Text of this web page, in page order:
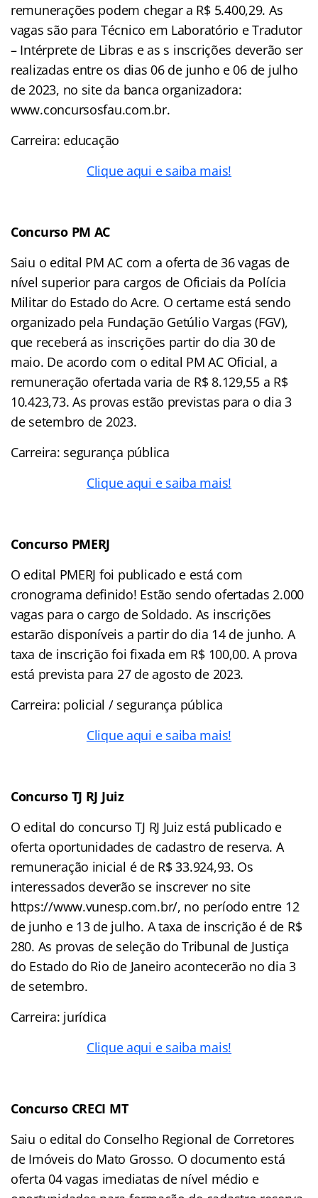
remunerações podem chegar a R$ 5.400,29. As
vagas são para Técnico em Laboratório e Tradutor
– Intérprete de Libras e as s inscrições deverão ser
realizadas entre os dias 06 de junho e 06 de julho
de 2023, no site da banca organizadora:
www.concursosfau.com.br.
Carreira: educação
Clique aqui e saiba mais!
Concurso PM AC
Saiu o edital PM AC com a oferta de 36 vagas de
nível superior para cargos de Oficiais da Polícia
Militar do Estado do Acre. O certame está sendo
organizado pela Fundação Getúlio Vargas (FGV),
que receberá as inscrições partir do dia 30 de
maio. De acordo com o edital PM AC Oficial, a
remuneração ofertada varia de R$ 8.129,55 a R$
10.423,73. As provas estão previstas para o dia 3
de setembro de 2023.
Carreira: segurança pública
Clique aqui e saiba mais!
Concurso PMERJ
O edital PMERJ foi publicado e está com
cronograma definido! Estão sendo ofertadas 2.000
vagas para o cargo de Soldado. As inscrições
estarão disponíveis a partir do dia 14 de junho. A
taxa de inscrição foi fixada em R$ 100,00. A prova
está prevista para 27 de agosto de 2023.
Carreira: policial / segurança pública
Clique aqui e saiba mais!
Concurso TJ RJ Juiz
O edital do concurso TJ RJ Juiz está publicado e
oferta oportunidades de cadastro de reserva. A
remuneração inicial é de R$ 33.924,93. Os
interessados deverão se inscrever no site
https://www.vunesp.com.br/, no período entre 12
de junho e 13 de julho. A taxa de inscrição é de R$
280. As provas de seleção do Tribunal de Justiça
do Estado do Rio de Janeiro acontecerão no dia 3
de setembro.
Carreira: jurídica
Clique aqui e saiba mais!
Concurso CRECI MT
Saiu o edital do Conselho Regional de Corretores
de Imóveis do Mato Grosso. O documento está
oferta 04 vagas imediatas de nível médio e